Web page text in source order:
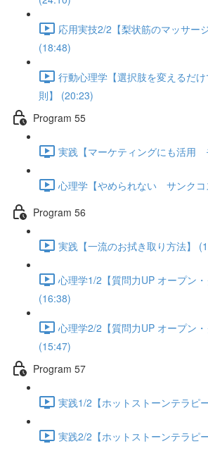
応用実技2/2【梨状筋のマッサー
(18:48)
行動心理学【選択肢を変えるだ
則】 (20:23)
Program 55
実践【マーケティングにも活用
心理学【やめられない サンクコ
Program 56
実践【一流のお拭き取り方法】
心理学1/2【質問力UP オープン・
(16:38)
心理学2/2【質問力UP オープン・
(15:47)
Program 57
実践1/2【ホットストーンテラピ
実践2/2【ホットストーンテラピ